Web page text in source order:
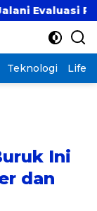
Pembukaan
Teknologi
Ini
dan